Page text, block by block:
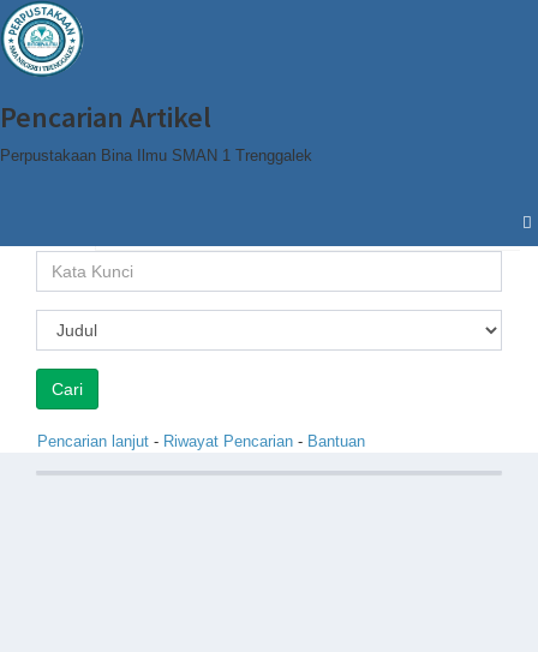
Pencarian Artikel
Perpustakaan Bina Ilmu SMAN 1 Trenggalek
Pencarian lanjut - Riwayat Pencarian - Bantuan